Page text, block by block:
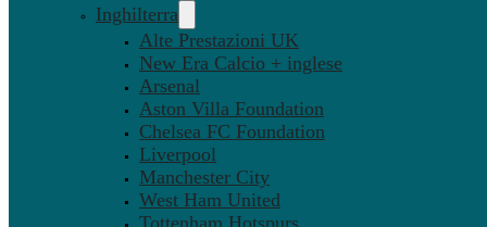
Inghilterra
Alte Prestazioni UK
New Era Calcio + inglese
Arsenal
Aston Villa Foundation
Chelsea FC Foundation
Liverpool
Manchester City
West Ham United
Tottenham Hotspurs